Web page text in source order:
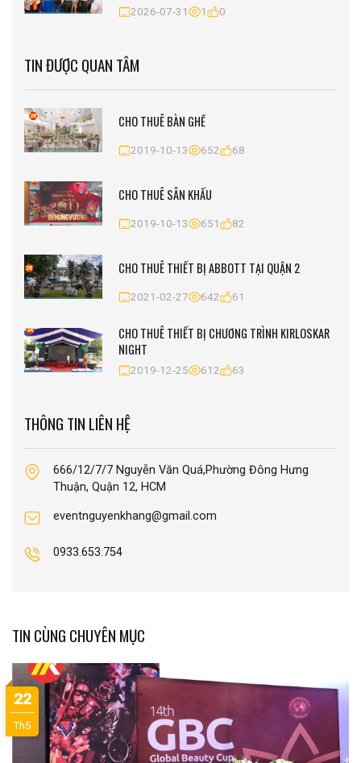
2026-07-31 1 0
TIN ĐƯỢC QUAN TÂM
CHO THUÊ BÀN GHẾ
2019-10-13 652 68
CHO THUÊ SÂN KHẤU
2019-10-13 651 82
CHO THUÊ THIẾT BỊ ABBOTT TẠI QUẬN 2
2021-02-27 642 61
CHO THUÊ THIẾT BỊ CHƯƠNG TRÌNH KIRLOSKAR
NIGHT
2019-12-25 612 63
THÔNG TIN LIÊN HỆ
666/12/7/7 Nguyễn Văn Quá,Phường Đông Hưng
Thuận, Quận 12, HCM
eventnguyenkhang@gmail.com
0933.653.754
TIN CÙNG CHUYÊN MỤC
22
Th5